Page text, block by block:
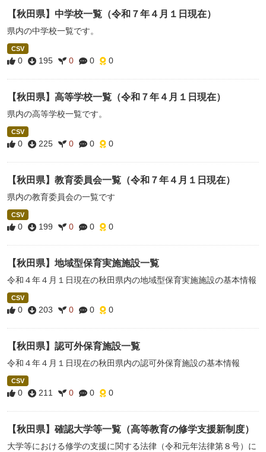
【秋田県】中学校一覧（令和７年４月１日現在）
県内の中学校一覧です。
CSV
0 195 0 0 0
【秋田県】高等学校一覧（令和７年４月１日現在）
県内の高等学校一覧です。
CSV
0 225 0 0 0
【秋田県】教育委員会一覧（令和７年４月１日現在）
県内の教育委員会の一覧です
CSV
0 199 0 0 0
【秋田県】地域型保育実施施設一覧
令和４年４月１日現在の秋田県内の地域型保育実施施設の基本情報
CSV
0 203 0 0 0
【秋田県】認可外保育施設一覧
令和４年４月１日現在の秋田県内の認可外保育施設の基本情報
CSV
0 211 0 0 0
【秋田県】確認大学等一覧（高等教育の修学支援新制度）
大学等における修学の支援に関する法律（令和元年法律第８号）に